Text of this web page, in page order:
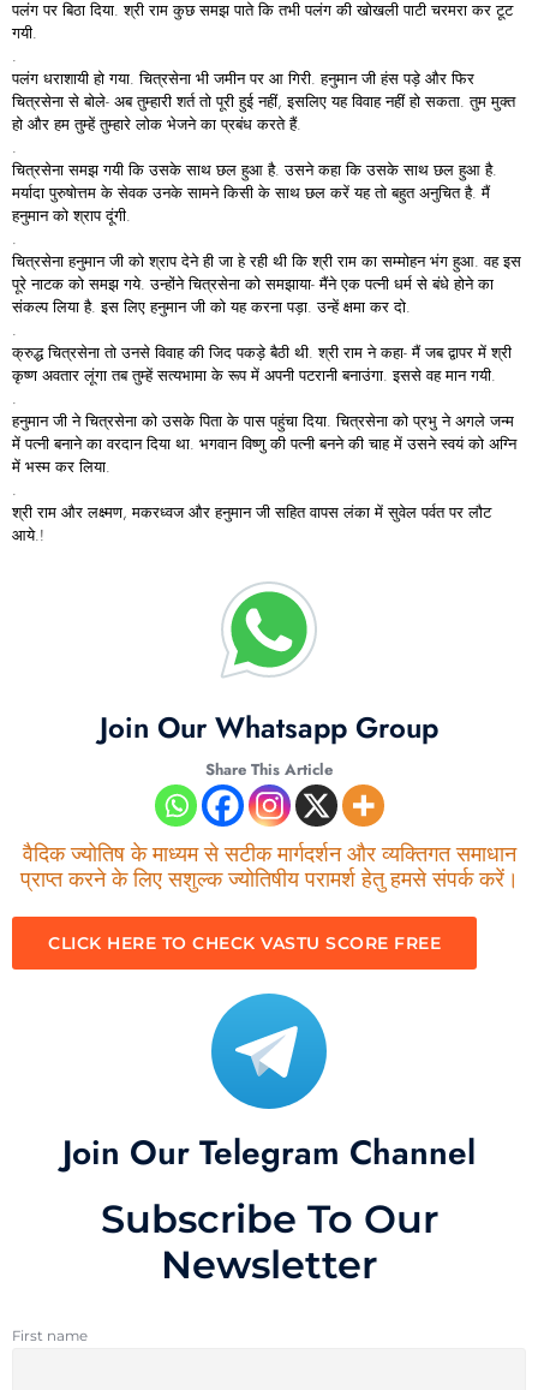
पलंग पर बिठा दिया. श्री राम कुछ समझ पाते कि तभी पलंग की खोखली पाटी चरमरा कर टूट
गयी.
.
पलंग धराशायी हो गया. चित्रसेना भी जमीन पर आ गिरी. हनुमान जी हंस पड़े और फिर
चित्रसेना से बोले- अब तुम्हारी शर्त तो पूरी हुई नहीं, इसलिए यह विवाह नहीं हो सकता. तुम मुक्त
हो और हम तुम्हें तुम्हारे लोक भेजने का प्रबंध करते हैं.
.
चित्रसेना समझ गयी कि उसके साथ छल हुआ है. उसने कहा कि उसके साथ छल हुआ है.
मर्यादा पुरुषोत्तम के सेवक उनके सामने किसी के साथ छल करें यह तो बहुत अनुचित है. मैं
हनुमान को श्राप दूंगी.
.
चित्रसेना हनुमान जी को श्राप देने ही जा हे रही थी कि श्री राम का सम्मोहन भंग हुआ. वह इस
पूरे नाटक को समझ गये. उन्होंने चित्रसेना को समझाया- मैंने एक पत्नी धर्म से बंधे होने का
संकल्प लिया है. इस लिए हनुमान जी को यह करना पड़ा. उन्हें क्षमा कर दो.
.
क्रुद्ध चित्रसेना तो उनसे विवाह की जिद पकड़े बैठी थी. श्री राम ने कहा- मैं जब द्वापर में श्री
कृष्ण अवतार लूंगा तब तुम्हें सत्यभामा के रूप में अपनी पटरानी बनाउंगा. इससे वह मान गयी.
.
हनुमान जी ने चित्रसेना को उसके पिता के पास पहुंचा दिया. चित्रसेना को प्रभु ने अगले जन्म
में पत्नी बनाने का वरदान दिया था. भगवान विष्णु की पत्नी बनने की चाह में उसने स्वयं को अग्नि
में भस्म कर लिया.
.
श्री राम और लक्ष्मण, मकरध्वज और हनुमान जी सहित वापस लंका में सुवेल पर्वत पर लौट
आये.!
Join Our Whatsapp Group
Share This Article
वैदिक ज्योतिष के माध्यम से सटीक मार्गदर्शन और व्यक्तिगत समाधान
प्राप्त करने के लिए सशुल्क ज्योतिषीय परामर्श हेतु हमसे संपर्क करें।
CLICK HERE TO CHECK VASTU SCORE FREE
Join Our Telegram Channel
Subscribe To Our
Newsletter
First name